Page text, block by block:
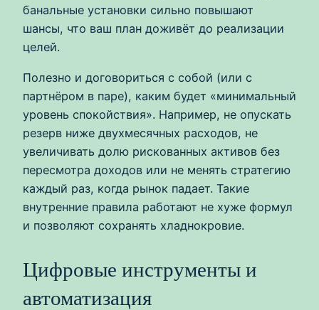
банальные установки сильно повышают
шансы, что ваш план доживёт до реализации
целей.
Полезно и договориться с собой (или с
партнёром в паре), каким будет «минимальный
уровень спокойствия». Например, не опускать
резерв ниже двухмесячных расходов, не
увеличивать долю рискованных активов без
пересмотра доходов или не менять стратегию
каждый раз, когда рынок падает. Такие
внутренние правила работают не хуже формул
и позволяют сохранять хладнокровие.
Цифровые инструменты и
автоматизация